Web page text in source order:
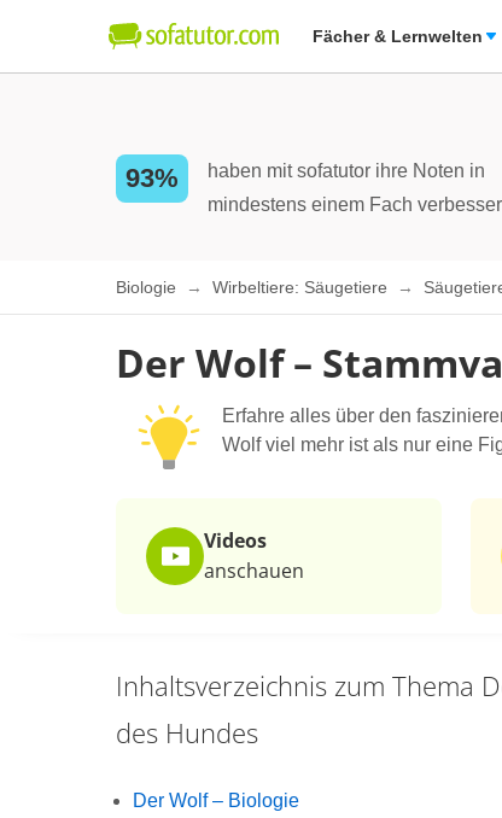
Fächer & Lernwelten
93%
haben mit sofatutor ihre Noten in
mindestens einem Fach
Biologie Wirbeltiere: Säugetiere
Der Wolf –
Erfahre alles über den
Wolf viel mehr ist als nur eine
Videos
anschauen
Inhaltsverzeichnis zum Thema
des Hundes
Der Wolf – Biologie